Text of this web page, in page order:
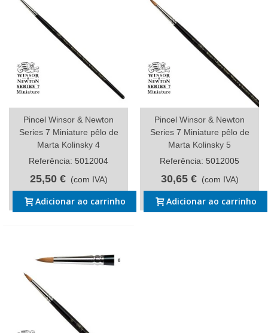
Pincel Winsor & Newton
Series 7 Miniature pêlo de
Marta Kolinsky 4
Referência: 5012004
25,50 € (com IVA)
Adicionar ao carrinho
Pincel Winsor & Newton
Series 7 Miniature pêlo de
Marta Kolinsky 5
Referência: 5012005
30,65 € (com IVA)
Adicionar ao carrinho